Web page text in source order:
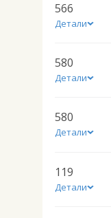
566
Детали
580
Детали
580
Детали
119
Детали